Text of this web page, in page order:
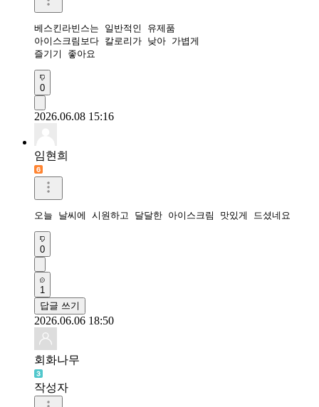
베스킨라빈스는 일반적인 유제품
아이스크림보다 칼로리가 낮아 가볍게
즐기기 좋아요
0
2026.06.08 15:16
임현희
오늘 날씨에 시원하고 달달한 아이스크림 맛있게 드셨네요
0
1
답글 쓰기
2026.06.06 18:50
회화나무
작성자